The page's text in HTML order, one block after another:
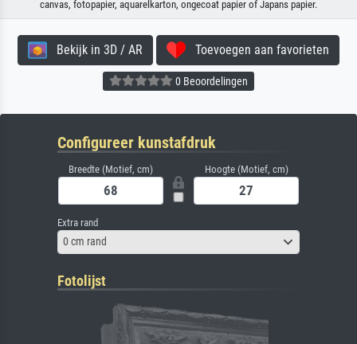
canvas, fotopapier, aquarelkarton, ongecoat papier of Japans papier.
Bekijk in 3D / AR Toevoegen aan favorieten
0 Beoordelingen
Configureer kunstafdruk
Breedte (Motief, cm) Hoogte (Motief, cm)
Extra rand
0 cm rand
Fotolijst